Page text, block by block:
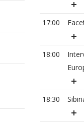
17:00
18:00
18:30